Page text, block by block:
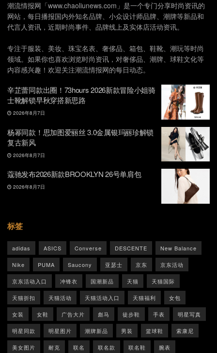
潮流情报网「www.chaoliunews.com」是一个专门分享时尚资讯的
网站，每日播报国内外知名品牌、小众设计师品牌、潮牌等新品和
代言人资讯，近期时尚事件、品牌线上及实体店活动资讯。
专注于服装、美妆、珠宝名表、奢侈品、箱包、鞋靴、潮玩等时尚
领域。如果你也喜欢浏览时尚资讯，对奢侈品、潮牌、球鞋文化等
内容感兴趣！欢迎关注潮流情报网的每日动态。
辛芷蕾同款出圈！73hours 2026新款冒险小姐骑
士靴解锁早秋穿搭新思路
2026年8月7日
杨幂同款！思加图爱丽丝 3.0金属银玛丽珍解锁
复古新风
2026年8月7日
蔻驰发布2026新款BROOKLYN 26号单肩包
2026年8月7日
标签
adidas ASICS Converse DESCENTE New Balance
Nike PUMA Saucony 亚瑟士 京东 京东活动
京东活动入口 冲锋衣 国潮新品 天猫 天猫国际
天猫折扣 天猫活动 天猫活动入口 天猫福利 女包
女装 女鞋 广告大片 彪马 徒步鞋 手表 明星写真
明星同款 明星图片 潮牌新品 男装 篮球鞋 索康尼
美女图片 耐克 联名 联名款 联名鞋 腕表